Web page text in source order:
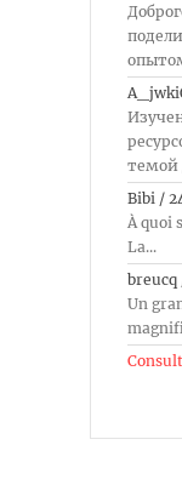
темой
Bibi /
À quoi
La...
breucq
Un